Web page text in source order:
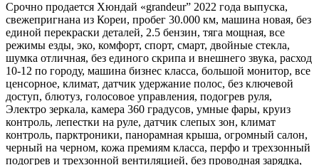
Срочно продается Хюндай «grandeur” 2022 года выпуска,
свежепригнана из Кореи, пробег 30.000 км, машина новая, без
единой перекраски деталей, 2.5 бензин, тяга мощная, все
режимы езды, эко, комфорт, спорт, смарт, двойные стекла,
шумка отличная, без единого скрипа и внешнего звука, расход
10-12 по городу, машина бизнес класса, большой монитор, все
ценсорное, климат, датчик удержание полос, без ключевой
доступ, блютуз, голосовое управления, подогрев руля,
Электро зеркала, камера 360 градусов, умные фары, круиз
контроль, лепестки на руле, датчик слепых зон, климат
контроль, парктроники, панорамная крыша, огромный салон,
черный на черном, кожа премиям класса, перфо и трехзонный
подогрев и трехзонной вентиляцией, без проводная зарядка,